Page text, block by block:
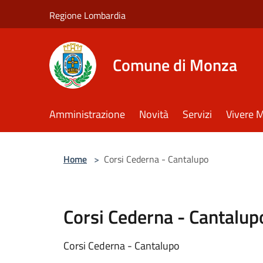
Regione Lombardia
Comune di Monza
Amministrazione Novità Servizi Vivere
Home > Corsi Cederna - Cantalupo
Corsi Cederna -
Corsi Cederna - Cantalupo